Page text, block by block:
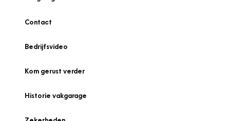
Contact
Bedrijfsvideo
Kom gerust verder
Historie vakgarage